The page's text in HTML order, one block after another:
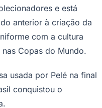
e está
anterior à criação da
com a cultura
Copas do Mundo.
usada por Pelé na final
conquistou o